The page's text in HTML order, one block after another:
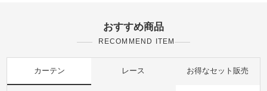
おすすめ商品
RECOMMEND ITEM
カーテン レース お得なセット販売